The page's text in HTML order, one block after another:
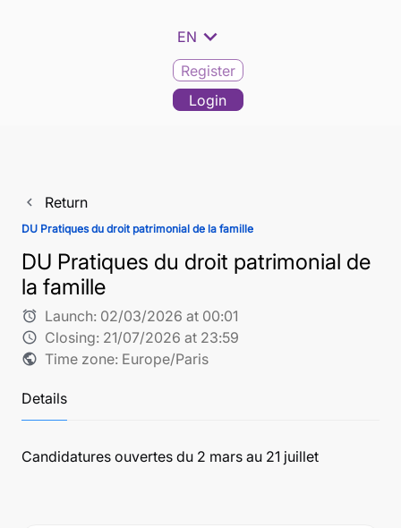
EN expand_more
Register
Login
navigate_before Return
DU Pratiques du droit patrimonial de la famille
DU Pratiques du droit patrimonial de
la famille
alarm Launch: 02/03/2026 at 00:01
schedule Closing: 21/07/2026 at 23:59
public Time zone: Europe/Paris
Details
Candidatures ouvertes du 2 mars au 21 juillet